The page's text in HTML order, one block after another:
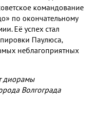
командование
по окончательному
. Её успех стал
Паулюса,
неблагоприятных
диорамы
Волгограда